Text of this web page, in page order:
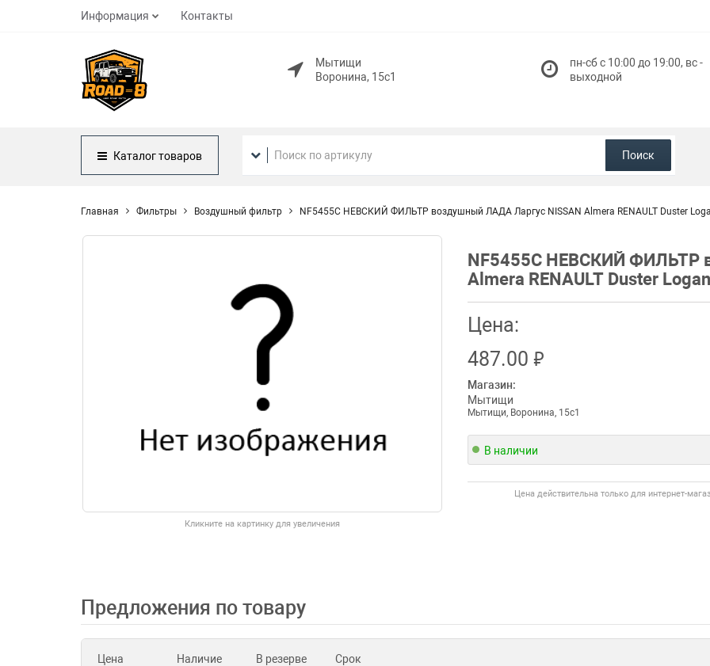
Информация Контакты
Мытищи
Воронина, 15с1
пн-сб с 10:00 до 19:00, вс -
выходной
Каталогтоваров Поиск
Главная Фильтры Воздушный фильтр NF5455C НЕВСКИЙ ФИЛЬТР воздушный ЛАДА Ларгус NISSAN Almera RENAULT Duster
Кликните на картинку для увеличения
NF5455C НЕВСКИЙ ФИЛЬТР
Almera RENAULT Duster
Цена:
487.00 ₽
Магазин:
Мытищи
Мытищи, Воронина, 15с1
В наличии
Цена действительна только для интернет-
Предложения по товару
Цена Наличие В резерве Срок